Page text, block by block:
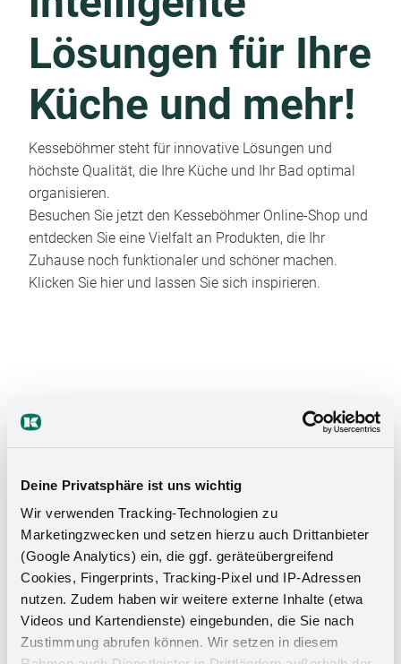
Deine Privatsphäre ist uns wichtig
Wir verwenden Tracking-Technologien zu
Marketingzwecken und setzen hierzu auch Drittanbieter
(Google Analytics) ein, die ggf. geräteübergreifend
Cookies, Fingerprints, Tracking-Pixel und IP-Adressen
nutzen. Zudem haben wir weitere externe Inhalte (etwa
Videos und Kartendienste) eingebunden, die Sie nach
Zustimmung abrufen können. Wir setzen in diesem
Lösungen für Ihre
Küche und mehr!
Kesseböhmer steht für innovative Lösungen und
höchste Qualität, die Ihre Küche und Ihr Bad optimal
organisieren.
Besuchen Sie jetzt den Kesseböhmer Online-Shop und
entdecken Sie eine Vielfalt an Produkten, die Ihr
Zuhause noch funktionaler und schöner machen.
Klicken Sie hier und lassen Sie sich inspirieren.
Das Stauraumwunder für Ihr
Badezimmer